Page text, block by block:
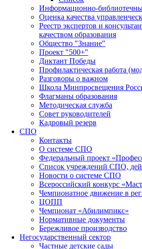
Информационно-
Оценка качества
Реестр экспертов и
качеством образования
Общество "Знание"
Проект "500+"
Диктант Победы
Профилактическая работа
Разговоры о важном
Школа Минпросвещения
Флагманы образования
Методическая служба
Совет руководителей
Кадровый резерв
СПО
Контакты
О системе СПО
Федеральный проект
Список учреждений СПО,
Новости о системе СПО
Всероссийский конкурс
Чемпионатное движение в
ЦОПП
Чемпионат «Абилимпикс»
Нормативные документы
Бережливое производство
Негосударственный сектор
Частные детские сады